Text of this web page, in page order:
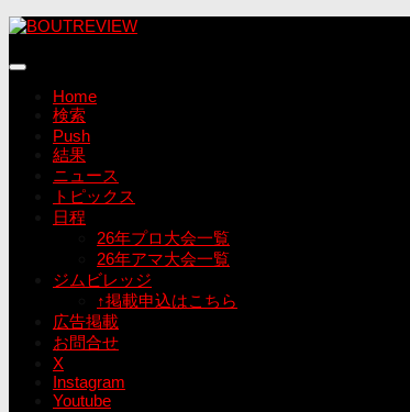
コ
テ
Home
検索
Push
結果
ニュース
トピックス
日程
26年プロ大会一覧
26年アマ大会一覧
ジムビレッジ
↑掲載申込はこちら
広告掲載
お問合せ
X
Instagram
Youtube